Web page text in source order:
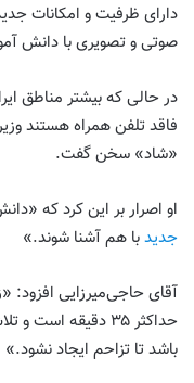
دارای ظرفیت و امکانات
صوتی و تصویری با دانش
در حالی که بیشتر مناطق
فاقد تلفن همراه هستند
«شاد» سخن گفت.
او اصرار بر این کرد که
جدیدبا هم آشنا شوند.»
آقای حاجی‌میرزایی
حداکثر ۳۵ دقیقه
باشد تا تزاحم ایجاد نشود.»